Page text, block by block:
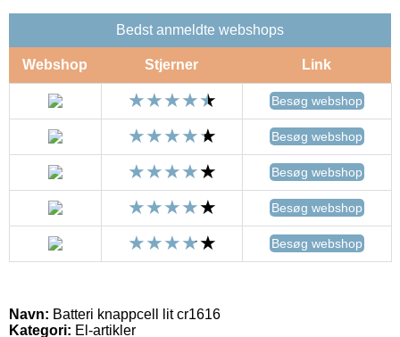
Bedst anmeldte webshops
Webshop Stjerner Link
Besøg webshop
Besøg webshop
Besøg webshop
Besøg webshop
Besøg webshop
Navn: Batteri knappcell lit cr1616
Kategori: El-artikler